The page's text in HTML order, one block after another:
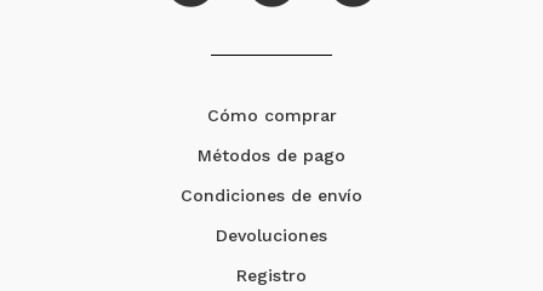
Cómo comprar
Métodos de pago
Condiciones de envío
Devoluciones
Registro